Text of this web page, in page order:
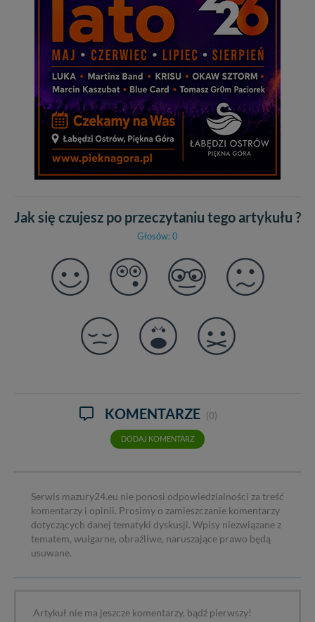
Jak się czujesz po przeczytaniu tego artykułu ?
Głosów: 0
KOMENTARZE (0)
DODAJ KOMENTARZ
Serwis mazury24.eu nie ponosi odpowiedzialności za treść
komentarzy i opinii. Prosimy o zamieszczanie komentarzy
dotyczących danej tematyki dyskusji. Wpisy niezwiązane z
tematem, wulgarne, obraźliwe, naruszające prawo będą
usuwane.
Artykuł nie ma jeszcze komentarzy, bądź pierwszy!